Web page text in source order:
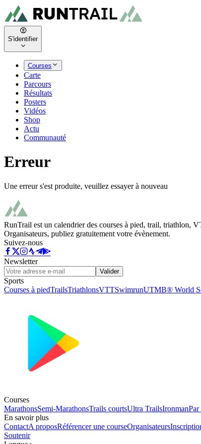
S'identifier
Courses
Carte
Parcours
Résultats
Posters
Vidéos
Shop
Actu
Communauté
Erreur
Une erreur s'est produite, veuillez essayer à nouveau
RunTrail est un calendrier des courses à pied, trail, triathlon,
Organisateurs, publiez gratuitement votre évènement.
Suivez-nous
Newsletter
Valider
Sports
Courses à piedTrailsTriathlonsVTTSwimrunUTMB® World
Courses
MarathonsSemi-MarathonsTrails courtsUltra TrailsIronmanPar
En savoir plus
ContactA proposRéférencer une courseOrganisateurs
Soutenir